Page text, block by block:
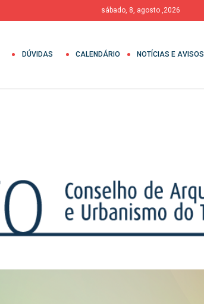
sábado, 8, agosto ,2026
DÚVIDAS CALENDÁRIO NOTÍCIAS E AVISOS